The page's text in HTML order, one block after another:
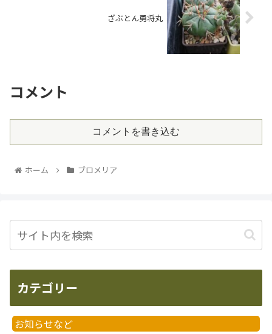
ざぶとん勇将丸
コメント
コメントを書き込む
ホーム ブロメリア
カテゴリー
お知らせなど